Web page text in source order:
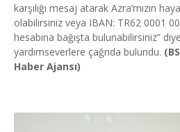
karşılığı mesaj atarak Azra’mızın
olabilirsiniz veya IBAN: TR62 0001
hesabına bağışta bulunabilirsiniz”
yardımseverlere çağrıda bulundu.
Haber Ajansı)